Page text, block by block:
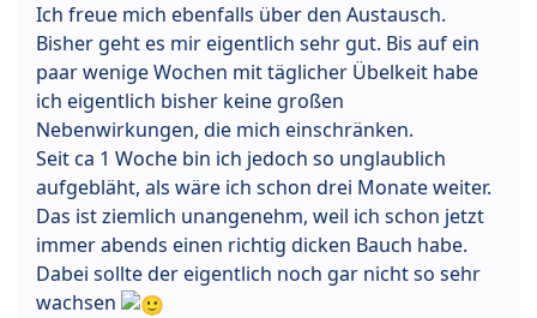
Ich freue mich ebenfalls über den Austausch.
Bisher geht es mir eigentlich sehr gut. Bis auf ein
paar wenige Wochen mit täglicher Übelkeit habe
ich eigentlich bisher keine großen
Nebenwirkungen, die mich einschränken.
Seit ca 1 Woche bin ich jedoch so unglaublich
aufgebläht, als wäre ich schon drei Monate weiter.
Das ist ziemlich unangenehm, weil ich schon jetzt
immer abends einen richtig dicken Bauch habe.
Dabei sollte der eigentlich noch gar nicht so sehr
wachsen